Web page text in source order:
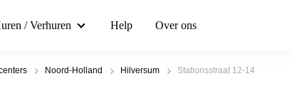
/ Verhuren Help Over ons
Noord-Holland Hilversum Stationsstraat 12-14